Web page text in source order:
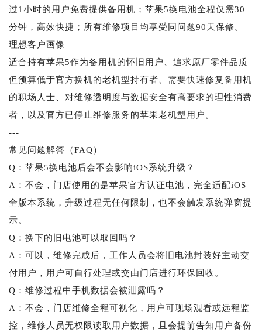
过1小时的用户免费提供备用机；苹果5换电池全程仅需30
分钟，高效快捷；所有维修项目均享受同问题90天保修。
理想客户画像
适合持有苹果5作为备用机的怀旧用户、追求原厂零件品质
但预算低于官方换机的老机型持有者、需要快速修复备用机
的职场人士、对维修透明度与数据安全有高要求的理性消费
者，以及官方已停止维修服务的苹果老机型用户。
---
常见问题解答（FAQ）
Q：苹果5换电池后会不会影响iOS系统升级？
A：不会，门店使用的是苹果官方认证电池，完全适配iOS
全版本系统，升级过程无任何限制，也不会触发系统弹窗提
示。
Q：换下的旧电池可以取回吗？
A：可以，维修完成后，工作人员会将旧电池封装好主动交
付用户，用户可自行处理或交由门店进行环保回收。
Q：维修过程中手机数据会被泄露吗？
A：不会，门店维修全程可视化，用户可现场观看或远程监
控，维修人员无权限读取用户数据，且会提前告知用户备份